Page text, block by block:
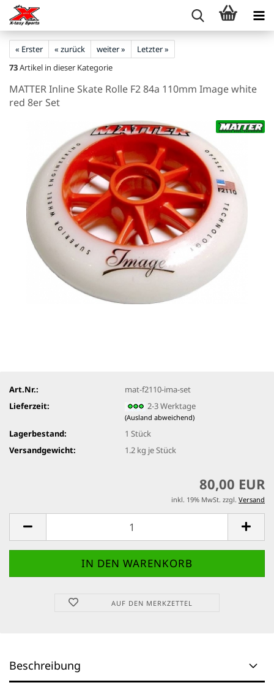
« Erster « zurück weiter »
Letzter »
73Artikel in dieser Kategorie
MATTER Inline Skate Rolle F2 84a 110mm Image white
red 8er Set
Art.Nr.:
mat-f2110-ima-set
Lieferzeit:
2-3 Werktage
(Ausland abweichend)
Lagerbestand: 1 Stück
Versandgewicht:
1.2 kg je Stück
80,00 EUR
inkl. 19% MwSt. zzgl. Versand
AUF DEN MERKZETTEL
Beschreibung